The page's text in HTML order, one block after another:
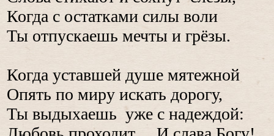
Когда с остатками силы воли
Ты отпускаешь мечты и грёзы.
Когда уставшей душе мятежной
Опять по миру искать дорогу,
Ты выдыхаешь уже с надеждой: